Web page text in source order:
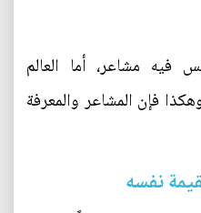
فيه مشاعر، أما العالم
فإن المشاعر والمعرفة
نفسه